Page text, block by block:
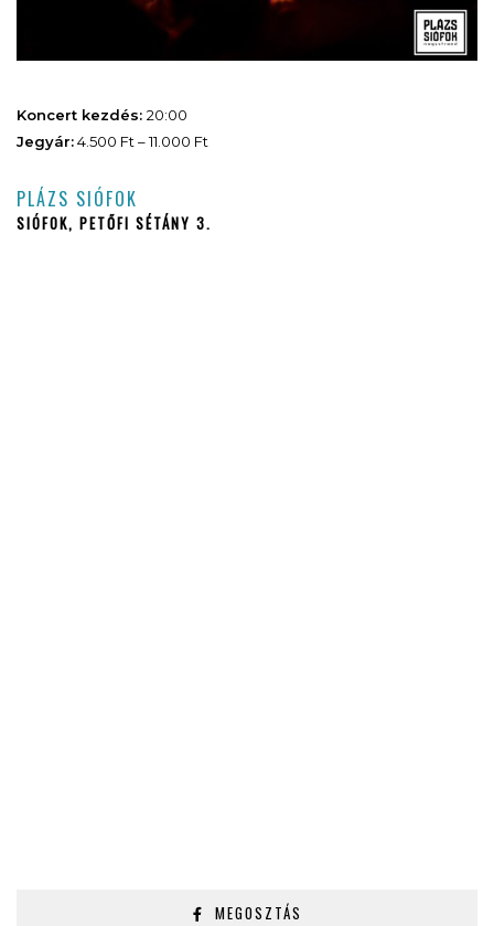
Koncert kezdés: 20:00
Jegyár:4.500 Ft – 11.000 Ft
PLÁZS SIÓFOK
SIÓFOK, PETŐFI SÉTÁNY 3.
MEGOSZTÁS